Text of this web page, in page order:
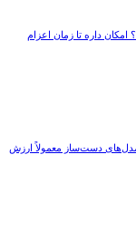
شده؟ امکان داره تا زمان اعزام
دست‌ساز معمولاً ارزش